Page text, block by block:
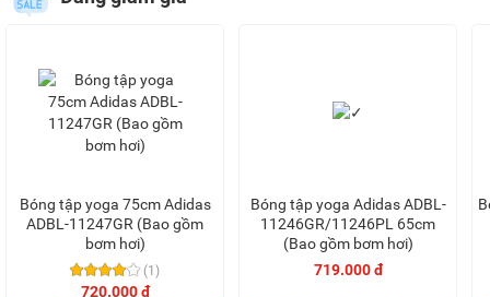
Bóng tập yoga 75cm Adidas
ADBL-11247GR (Bao gồm
bơm hơi)
(1)
720.000 đ
Bóng tập yoga Adidas ADBL-
11246GR/11246PL 65cm
(Bao gồm bơm hơi)
719.000 đ